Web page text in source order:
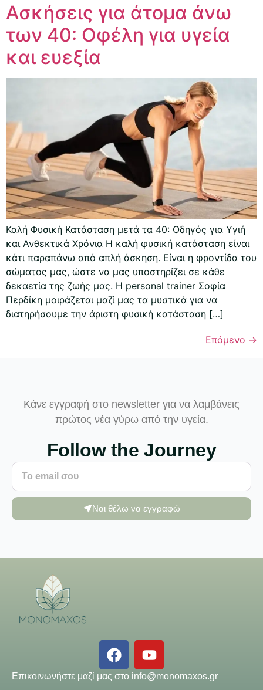
Ασκήσεις για άτομα άνω
των 40: Οφέλη για υγεία
και ευεξία
Καλή Φυσική Κατάσταση μετά τα 40: Οδηγός για Υγιή
και Ανθεκτικά Χρόνια Η καλή φυσική κατάσταση είναι
κάτι παραπάνω από απλή άσκηση. Είναι η φροντίδα του
σώματος μας, ώστε να μας υποστηρίζει σε κάθε
δεκαετία της ζωής μας. Η personal trainer Σοφία
Περδίκη μοιράζεται μαζί μας τα μυστικά για να
διατηρήσουμε την άριστη φυσική κατάσταση […]
Επόμενο →
Κάνε εγγραφή στο newsletter για να λαμβάνεις
πρώτος νέα γύρω από την υγεία.
Follow the Journey
Ναι θέλω να εγγραφώ
Επικοινωνήστε μαζί μας στο info@monomaxos.gr